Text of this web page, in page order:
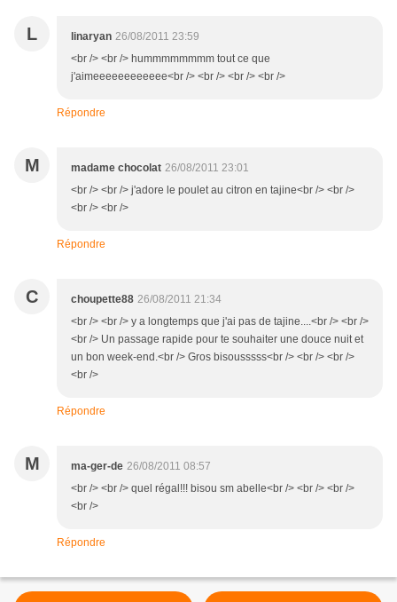
L linaryan 26/08/2011 23:59
<br /> <br /> hummmmmmmm tout ce que
j'aimeeeeeeeeeeee<br /> <br /> <br /> <br />
Répondre
M madame chocolat 26/08/2011 23:01
<br /> <br /> j'adore le poulet au citron en tajine<br /> <br />
<br /> <br />
Répondre
C choupette88 26/08/2011 21:34
<br /> <br /> y a longtemps que j'ai pas de tajine....<br /> <br />
<br /> Un passage rapide pour te souhaiter une douce nuit et
un bon week-end.<br /> Gros bisousssss<br /> <br /> <br />
<br />
Répondre
M ma-ger-de 26/08/2011 08:57
<br /> <br /> quel régal!!! bisou sm abelle<br /> <br /> <br />
<br />
Répondre